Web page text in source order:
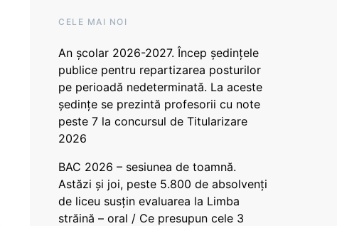
CELE MAI NOI
An școlar 2026-2027. Încep ședințele
publice pentru repartizarea posturilor
pe perioadă nedeterminată. La aceste
ședințe se prezintă profesorii cu note
peste 7 la concursul de Titularizare
2026
BAC 2026 – sesiunea de toamnă.
Astăzi și joi, peste 5.800 de absolvenți
de liceu susțin evaluarea la Limba
străină – oral / Ce presupun cele 3